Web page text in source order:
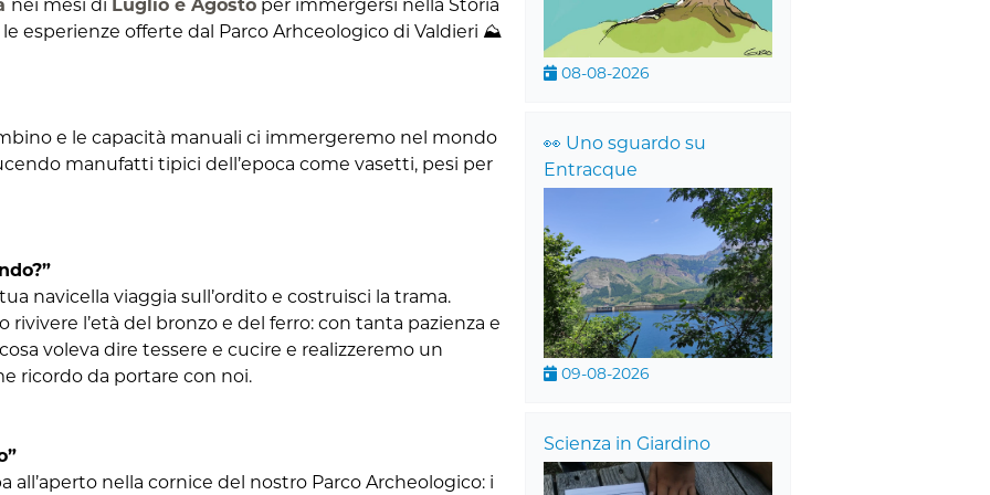
nei mesi di Luglio e Agosto per immergersi nella Storia
esperienze offerte dal Parco Arhceologico di Valdieri ⛰️
e le capacità manuali ci immergeremo nel mondo
manufatti tipici dell’epoca come vasetti, pesi per
navicella viaggia sull’ordito e costruisci la trama.
l’età del bronzo e del ferro: con tanta pazienza e
voleva dire tessere e cucire e realizzeremo un
ricordo da portare con noi.
all’aperto nella cornice del nostro Parco Archeologico: i
08-08-2026
👀 Uno sguardo su
Entracque
09-08-2026
Scienza in Giardino